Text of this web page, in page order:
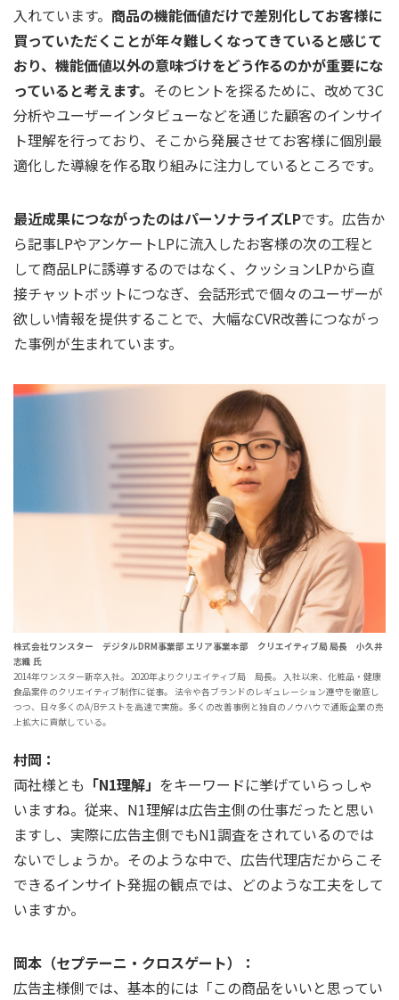
入れています。 商品の機能価値だけで差別化してお客様に
買っていただくことが年々難しくなってきていると感じて
おり、機能価値以外の意味づけをどう作るのかが重要にな
っていると考えます。 そのヒントを探るために、改めて3C
分析やユーザーインタビューなどを通じた顧客のインサイ
ト理解を行っており、そこから発展させてお客様に個別最
適化した導線を作る取り組みに注力しているところです。
最近成果につながったのはパーソナライズLPです。広告か
ら記事LPやアンケートLPに流入したお客様の次の工程と
して商品LPに誘導するのではなく、クッションLPから直
接チャットボットにつなぎ、会話形式で個々のユーザーが
欲しい情報を提供することで、大幅なCVR改善につながっ
た事例が生まれています。
株式会社ワンスター デジタルDRM事業部 エリア事業本部 クリエイティブ局 局長 小久井
志織 氏
2014年ワンスター新卒入社。 2020年よりクリエイティブ局 局長。 入社以来、化粧品・健康
食品案件のクリエイティブ制作に従事。 法令や各ブランドのレギュレーション遵守を徹底し
つつ、日々多くのA/Bテストを高速で実施。多くの改善事例と独自のノウハウで通販企業の売
上拡大に貢献している。
村岡：
両社様とも 「N1理解」 をキーワードに挙げていらっしゃ
いますね。従来、N1理解は広告主側の仕事だったと思い
ますし、実際に広告主側でもN1調査をされているのでは
ないでしょうか。そのような中で、広告代理店だからこそ
できるインサイト発掘の観点では、どのような工夫をして
いますか。
岡本（セプテーニ・クロスゲート）：
広告主様側では、基本的には「この商品をいいと思ってい